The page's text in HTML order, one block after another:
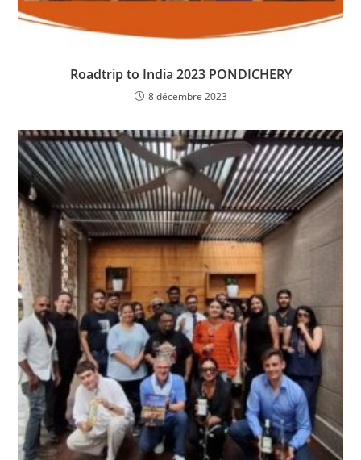
Roadtrip to India 2023 PONDICHERY
8 décembre 2023